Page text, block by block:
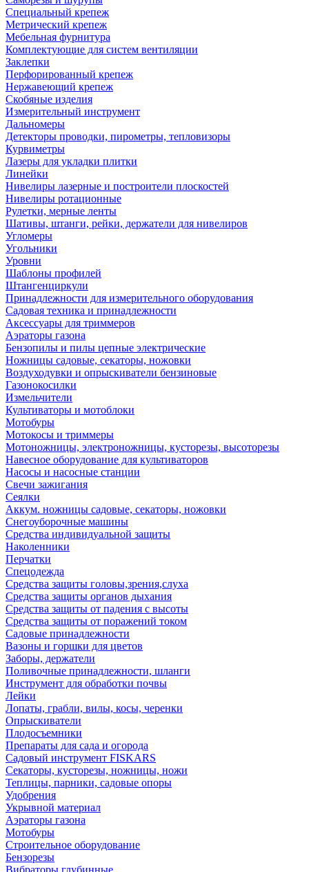
Специальный крепеж
Метрический крепеж
Мебельная фурнитура
Комплектующие для систем вентиляции
Заклепки
Перфорированный крепеж
Нержавеющий крепеж
Скобяные изделия
Измерительный инструмент
Дальномеры
Детекторы проводки, пирометры, тепловизоры
Курвиметры
Лазеры для укладки плитки
Линейки
Нивелиры лазерные и построители плоскостей
Нивелиры ротационные
Рулетки, мерные ленты
Шативы, штанги, рейки, держатели для нивелиров
Угломеры
Угольники
Уровни
Шаблоны профилей
Штангенциркули
Принадлежности для измерительного оборудования
Садовая техника и принадлежности
Аксессуары для триммеров
Аэраторы газона
Бензопилы и пилы цепные электрические
Ножницы садовые, секаторы, ножовки
Воздуходувки и опрыскиватели бензиновые
Газонокосилки
Измельчители
Культиваторы и мотоблоки
Мотобуры
Мотокосы и триммеры
Мотоножницы, электроножницы, кусторезы, высоторезы
Навесное оборудование для культиваторов
Насосы и насосные станции
Свечи зажигания
Сеялки
Аккум. ножницы садовые, секаторы, ножовки
Снегоуборочные машины
Средства индивидуальной защиты
Наколенники
Перчатки
Спецодежда
Средства защиты головы,зрения,слуха
Средства защиты органов дыхания
Средства защиты от падения с высоты
Средства защиты от поражений током
Садовые принадлежности
Вазоны и горшки для цветов
Заборы, держатели
Поливочные принадлежности, шланги
Инструмент для обработки почвы
Лейки
Лопаты, грабли, вилы, косы, черенки
Опрыскиватели
Плодосъемники
Препараты для сада и огорода
Садовый инструмент FISKARS
Секаторы, кусторезы, ножницы, ножи
Теплицы, парники, садовые опоры
Удобрения
Укрывной материал
Аэраторы газона
Мотобуры
Строительное оборудование
Бензорезы
Вибраторы глубинные